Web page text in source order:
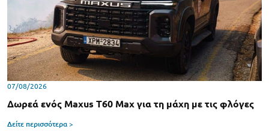
07/08/2026
Δωρεά ενός Maxus T60 Max για τη μάχη με τις φλόγες
Δείτε περισσότερα >